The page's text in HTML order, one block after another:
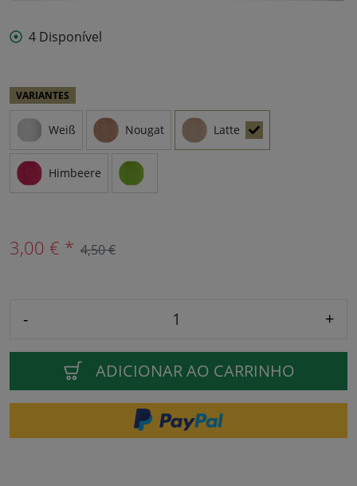
4 Disponível
VARIANTES
Weiß Nougat Latte
Himbeere
3,00 € * 4,50 €
- +
ADICIONAR AO CARRINHO